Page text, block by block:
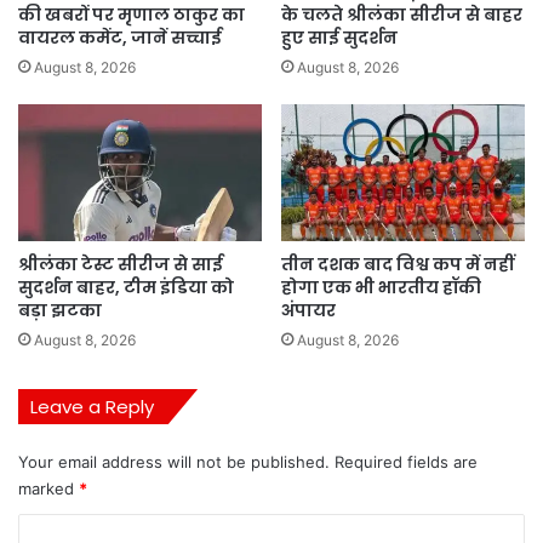
की खबरों पर मृणाल ठाकुर का
वायरल कमेंट, जानें सच्चाई
August 8, 2026
के चलते श्रीलंका सीरीज से बाहर
हुए साई सुदर्शन
August 8, 2026
श्रीलंका टेस्ट सीरीज से साई
सुदर्शन बाहर, टीम इंडिया को
बड़ा झटका
August 8, 2026
तीन दशक बाद विश्व कप में नहीं
होगा एक भी भारतीय हॉकी
अंपायर
August 8, 2026
Leave a Reply
Your email address will not be published. Required fields are
marked *